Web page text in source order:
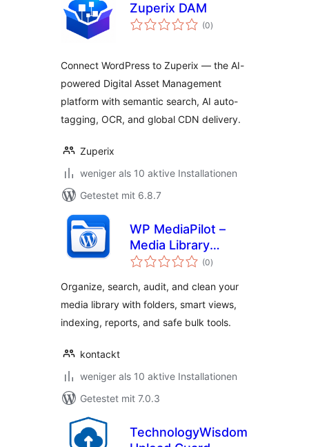
Zuperix DAM
(0Bewertungen
insgesamt
)
Connect WordPress to Zuperix — the AI-
powered Digital Asset Management
platform with semantic search, AI auto-
tagging, OCR, and global CDN delivery.
Zuperix
weniger als 10 aktive Installationen
Getestet mit 6.8.7
WP MediaPilot –
Media Library
Folders, Smart
(0Bewertungen
insgesamt
)
Organize, search, audit, and clean your
media library with folders, smart views,
indexing, reports, and safe bulk tools.
kontackt
weniger als 10 aktive Installationen
Getestet mit 7.0.3
TechnologyWisdom